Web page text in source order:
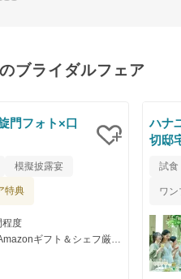
ブライダルフェア
門フォト×口
模擬披露宴
特典
程度
料金：【無料】Amazonギフト＆シェフ厳選の特別試食付き！
ハナ
切邸
試食
ワ